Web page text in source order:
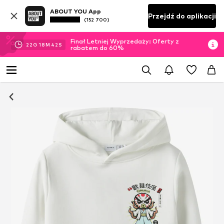
ABOUT YOU App
(152 700) Przejdź do aplikacji
22 G 18M 41 S
Finał Letniej Wyprzedaży: Oferty z
rabatem do 60%